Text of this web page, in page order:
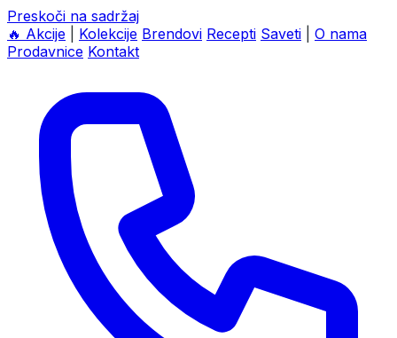
Preskoči na sadržaj
🔥 Akcije Kolekcije Brendovi Recepti Saveti
O nama
Prodavnice Kontakt